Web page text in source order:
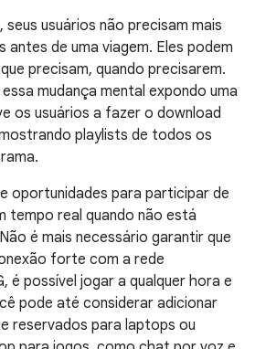
usuários não precisam mais
antes de uma viagem. Eles podem
precisam, quando precisarem.
mudança mental expondo uma
os usuários a fazer o download
playlists de todos os
oportunidades para participar de
tempo real quando não está
é mais necessário garantir que
forte com a rede
é possível jogar a qualquer hora e
pode até considerar adicionar
reservados para laptops ou